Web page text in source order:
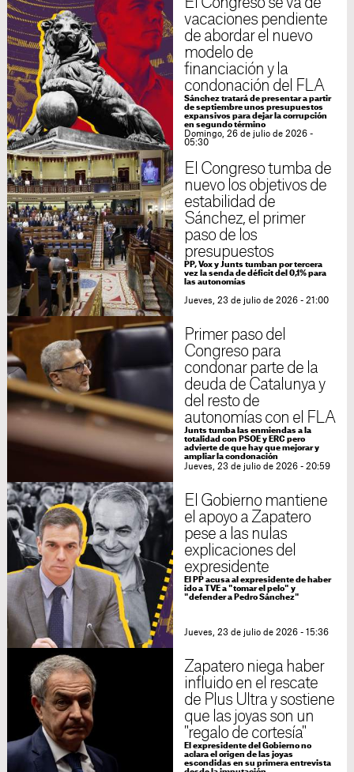
El Congreso se va de
vacaciones pendiente
de abordar el nuevo
modelo de
financiación y la
condonación del FLA
Sánchez tratará de presentar a partir
de septiembre unos presupuestos
expansivos para dejar la corrupción
en segundo término
Domingo, 26 de julio de 2026 -
05:30
El Congreso tumba de
nuevo los objetivos de
estabilidad de
Sánchez, el primer
paso de los
presupuestos
PP, Vox y Junts tumban por tercera
vez la senda de déficit del 0,1% para
las autonomías
Jueves, 23 de julio de 2026 - 21:00
Primer paso del
Congreso para
condonar parte de la
deuda de Catalunya y
del resto de
autonomías con el FLA
Junts tumba las enmiendas a la
totalidad con PSOE y ERC pero
advierte de que hay que mejorar y
ampliar la condonación
Jueves, 23 de julio de 2026 - 20:59
El Gobierno mantiene
el apoyo a Zapatero
pese a las nulas
explicaciones del
expresidente
El PP acusa al expresidente de haber
ido a TVE a "tomar el pelo" y
"defender a Pedro Sánchez"
Jueves, 23 de julio de 2026 - 15:36
Zapatero niega haber
influido en el rescate
de Plus Ultra y sostiene
que las joyas son un
"regalo de cortesía"
El expresidente del Gobierno no
aclara el origen de las joyas
escondidas en su primera entrevista